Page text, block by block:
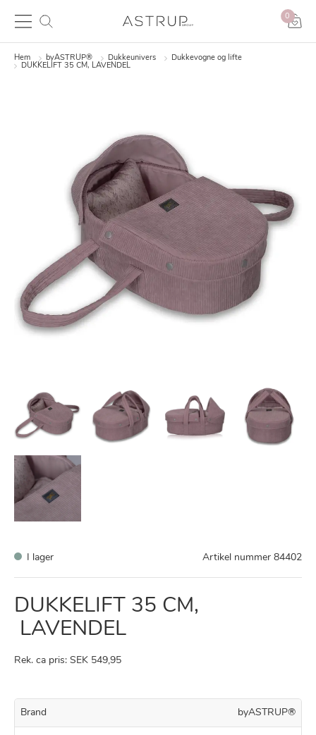
0
Hem byASTRUP® Dukkeunivers
Dukkevogne og lifte
DUKKELIFT 35 CM, LAVENDEL
I lager Artikel nummer 84402
DUKKELIFT 35 CM,
LAVENDEL
Rek. ca pris: SEK 549,95
Brand byASTRUP®